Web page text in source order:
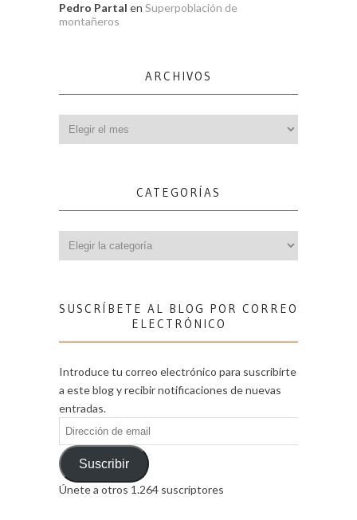
Pedro Partal en Superpoblación de
montañeros
ARCHIVOS
CATEGORÍAS
SUSCRÍBETE AL BLOG POR CORREO
ELECTRÓNICO
Introduce tu correo electrónico para suscribirte
a este blog y recibir notificaciones de nuevas
entradas.
Dirección
de
emailSuscribir
Únete a otros 1.264 suscriptores